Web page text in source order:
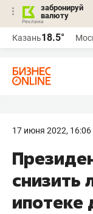
забронируй
валюту
Казань18.5°
17 июня 2022, 16:06
снизить
ипотеке